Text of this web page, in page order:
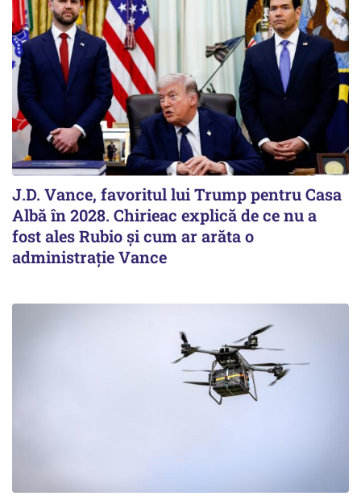
J.D. Vance, favoritul lui Trump pentru Casa
Albă în 2028. Chirieac explică de ce nu a
fost ales Rubio și cum ar arăta o
administrație Vance